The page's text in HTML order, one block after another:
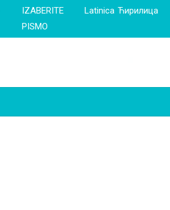
IZABERITE
PISMO
Latinica Ћирилица